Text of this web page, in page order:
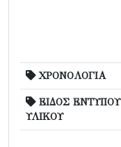
ΧΡΟΝΟΛΟΓΙΑ
ΕΙΔΟΣ ΕΝΤΥΠΟΥ
ΥΛΙΚΟΥ